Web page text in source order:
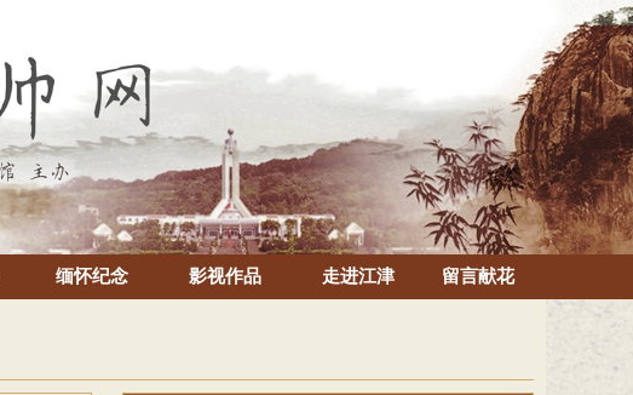
缅怀纪念 影视作品 走进江津 留言献花